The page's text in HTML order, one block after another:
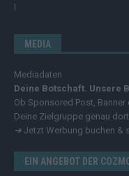
MEDIA
Mediadaten
Deine Botschaft. Unsere
Ob Sponsored Post,
Deine Zielgruppe genau
➔ Jetzt Werbung buchen &
EIN ANGEBOT DER